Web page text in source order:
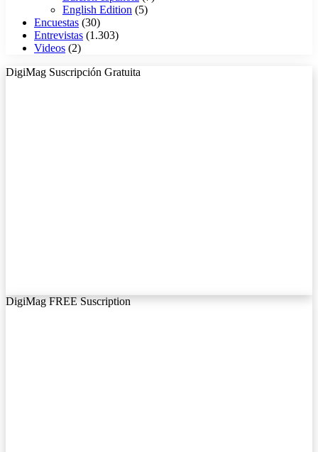
English Edition (5)
Encuestas (30)
Entrevistas (1.303)
Videos (2)
DigiMag Suscripción Gratuita
DigiMag FREE Suscription